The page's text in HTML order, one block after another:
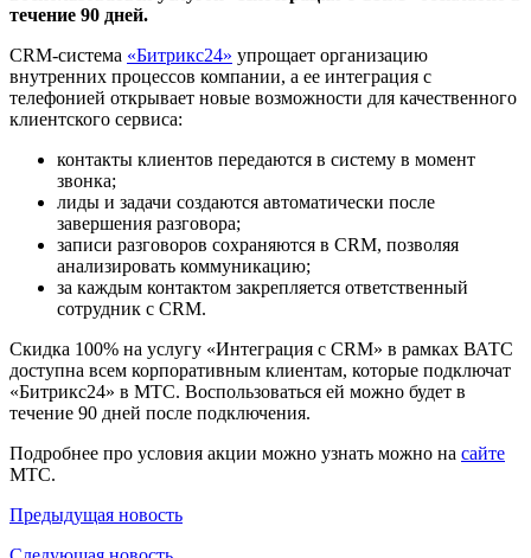
течение 90 дней.
CRM-система «Битрикс24» упрощает организацию
внутренних процессов компании, а ее интеграция с
телефонией открывает новые возможности для качественного
клиентского сервиса:
контакты клиентов передаются в систему в момент
звонка;
лиды и задачи создаются автоматически после
завершения разговора;
записи разговоров сохраняются в CRM, позволяя
анализировать коммуникацию;
за каждым контактом закрепляется ответственный
сотрудник с CRM.
Скидка 100% на услугу «Интеграция с CRM» в рамках ВАТС
доступна всем корпоративным клиентам, которые подключат
«Битрикс24» в МТС. Воспользоваться ей можно будет в
течение 90 дней после подключения.
Подробнее про условия акции можно узнать можно на сайте
МТС.
Предыдущая новость